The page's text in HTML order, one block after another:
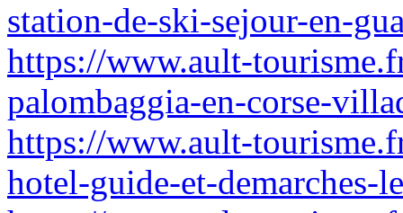
station-de-ski-sejour-en-
https://www.ault-
palombaggia-en-corse-
https://www.ault-
hotel-guide-et-demarches-